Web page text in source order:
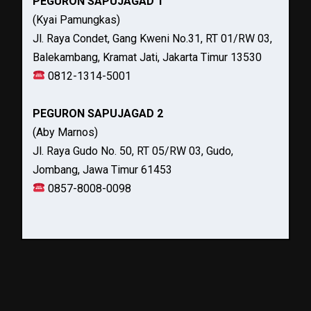
(Kyai Pamungkas)
Jl. Raya Condet, Gang Kweni No.31, RT 01/RW 03,
Balekambang, Kramat Jati, Jakarta Timur 13530
0812-1314-5001
PEGURON SAPUJAGAD 2
(Aby Marnos)
Jl. Raya Gudo No. 50, RT 05/RW 03, Gudo,
Jombang, Jawa Timur 61453
0857-8008-0098